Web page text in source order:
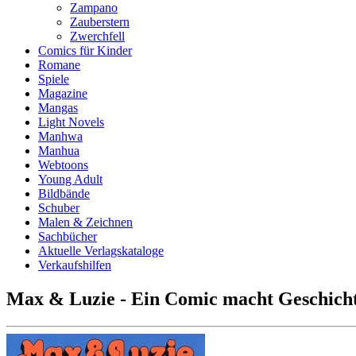
Zampano
Zauberstern
Zwerchfell
Comics für Kinder
Romane
Spiele
Magazine
Mangas
Light Novels
Manhwa
Manhua
Webtoons
Young Adult
Bildbände
Schuber
Malen & Zeichnen
Sachbücher
Aktuelle Verlagskataloge
Verkaufshilfen
Max & Luzie - Ein Comic macht